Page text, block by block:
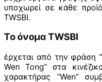
υποχωρεί σε κάθε
TWSBI.
Το όνομα TWSBI
έρχεται από την φράση
Wen Tong” στα
χαρακτήρας “Wen”